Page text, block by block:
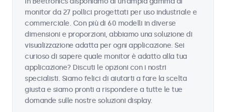
monitor da 27 pollici progettati per uso industriale e
commerciale. Con più di 60 modelli in diverse
dimensioni e proporzioni, abbiamo una soluzione di
visualizzazione adatta per ogni applicazione. Sei
curioso di sapere quale monitor è adatto alla tua
applicazione? Discuti le opzioni con i nostri
specialisti. Siamo felici di aiutarti a fare la scelta
giusta e siamo pronti a rispondere a tutte le tue
domande sulle nostre soluzioni display.